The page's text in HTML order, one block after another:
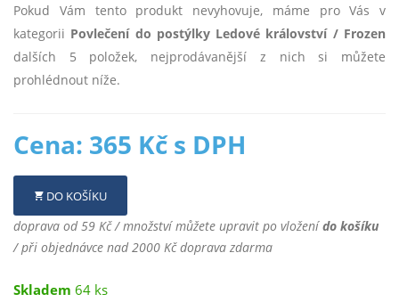
Pokud Vám tento produkt nevyhovuje, máme pro Vás v
kategorii Povlečení do postýlky Ledové království / Frozen
dalších 5 položek, nejprodávanější z nich si můžete
prohlédnout níže.
Cena: 365 Kč s DPH
DO KOŠÍKU
doprava od 59 Kč / množství můžete upravit po vloženído košíku
/ při objednávce nad 2000 Kč doprava zdarma
Skladem 64 ks